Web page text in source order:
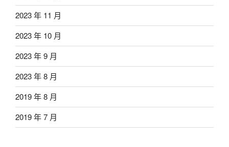
2023 年 11 月
2023 年 10 月
2023 年 9 月
2023 年 8 月
2019 年 8 月
2019 年 7 月